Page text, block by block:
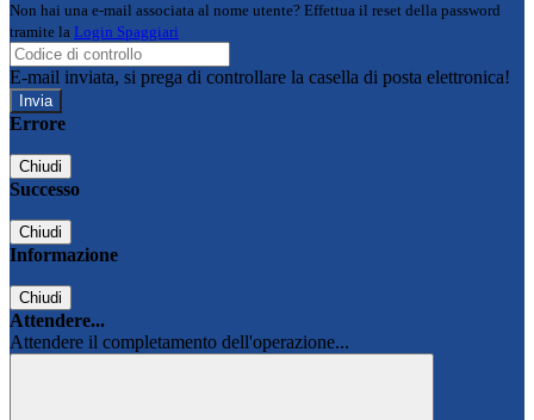
Non hai una e-mail associata al nome utente? Effettua il reset della password
tramite la Login Spaggiari
E-mail inviata, si prega di controllare la casella di posta elettronica!
Errore
Chiudi
Successo
Chiudi
Informazione
Chiudi
Attendere...
Attendere il completamento dell'operazione...